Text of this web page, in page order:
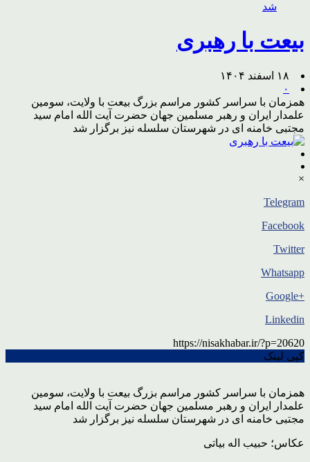
شد
بیعت با رهبری
۱۸ اسفند ۱۴۰۴
۰
همزمان با سراسر کشور مراسم بزرگ بیعت با ولایت، سومین
علمدار ایران و رهبر مسلمین جهان حضرت آیت الله امام سید
مجتبی خامنه ای در شهرستان سلسله نیز برگزار شد
×
Telegram
Facebook
Twitter
Whatsapp
+Google
Linkedin
https://nisakhabar.ir/?p=20620
کپی لینک
همزمان با سراسر کشور مراسم بزرگ بیعت با ولایت، سومین
علمدار ایران و رهبر مسلمین جهان حضرت آیت الله امام سید
مجتبی خامنه ای در شهرستان سلسله نیز برگزار شد
عکاس؛ حبیب اله بیاتی